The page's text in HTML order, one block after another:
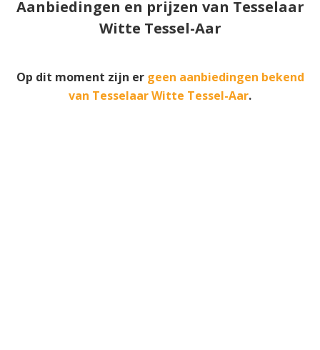
Aanbiedingen en prijzen van Tesselaar
Witte Tessel-Aar
Op dit moment zijn er geen aanbiedingen bekend
van Tesselaar Witte Tessel-Aar.